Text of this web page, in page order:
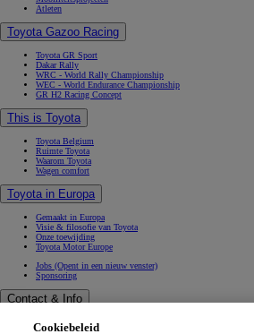
Atleten
Toyota Gazoo Racing
Toyota GR Sport
Dakar Rally
WRC - World Rally Championship
WEC - World Endurance Championship
GR H2 Racing Concept
This is Toyota
Toyota Belgium
Ruimte Toyota
Waarom Toyota
Wagen comfort
Toyota in Europa
Gemaakt in Europa
Visie & filosofie van Toyota
Onze toewijding
Toyota Motor Europe
Jobs (Opent in een nieuw venster)
Sponsoring
Contact & Info
Vind een verdeler
Cookiebeleid